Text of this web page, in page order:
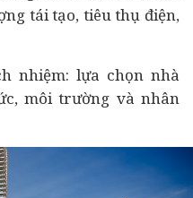
tái tạo, tiêu thụ điện,
nhiệm: lựa chọn nhà
môi trường và nhân